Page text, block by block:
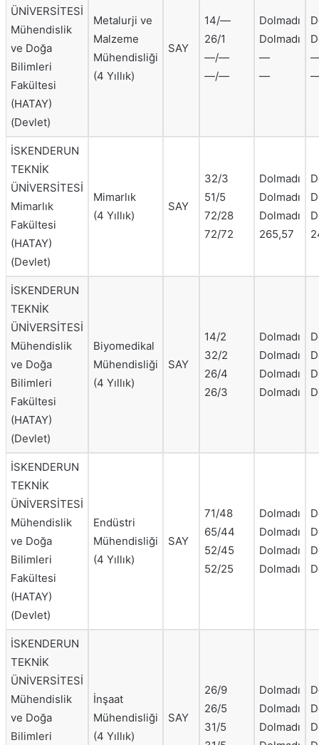
ÜNİVERSİTESİ
Mühendislik
ve Doğa
Bilimleri
Fakültesi
(HATAY)
(Devlet)
Metalurji ve
Malzeme
Mühendisliği
(4 Yıllık)
SAY
14/—
26/1
—/—
—/—
Dolmadı
Dolmadı
—
—
İSKENDERUN
TEKNİK
ÜNİVERSİTESİ
Mimarlık
Fakültesi
(HATAY)
(Devlet)
Mimarlık
(4 Yıllık)
SAY
32/3
51/5
72/28
72/72
Dolmadı
Dolmadı
Dolmadı
265,57
İSKENDERUN
TEKNİK
ÜNİVERSİTESİ
Mühendislik
ve Doğa
Bilimleri
Fakültesi
(HATAY)
(Devlet)
Biyomedikal
Mühendisliği
(4 Yıllık)
SAY
14/2
32/2
26/4
26/3
Dolmadı
Dolmadı
Dolmadı
Dolmadı
İSKENDERUN
TEKNİK
ÜNİVERSİTESİ
Mühendislik
ve Doğa
Bilimleri
Fakültesi
(HATAY)
(Devlet)
Endüstri
Mühendisliği
(4 Yıllık)
SAY
71/48
65/44
52/45
52/25
Dolmadı
Dolmadı
Dolmadı
Dolmadı
İSKENDERUN
TEKNİK
ÜNİVERSİTESİ
Mühendislik
ve Doğa
Bilimleri
İnşaat
Mühendisliği
(4 Yıllık)
SAY
26/9
26/5
31/5
Dolmadı
Dolmadı
Dolmadı